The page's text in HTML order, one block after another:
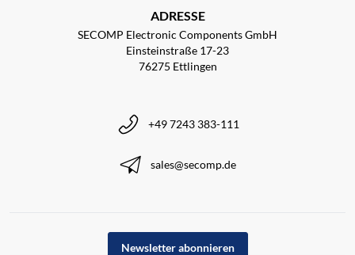
ADRESSE
SECOMP Electronic Components GmbH
Einsteinstraße 17-23
76275 Ettlingen
+49 7243 383-111
sales@secomp.de
Newsletter abonnieren